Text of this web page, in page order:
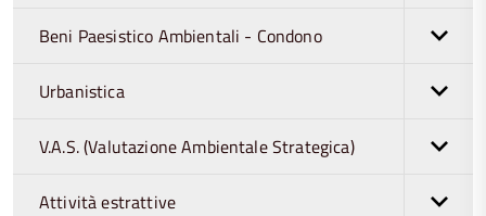
Beni Paesistico Ambientali - Condono
Urbanistica
V.A.S. (Valutazione Ambientale Strategica)
Attività estrattive